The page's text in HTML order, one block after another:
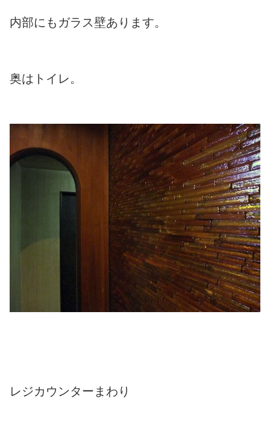
内部にもガラス壁あります。
奥はトイレ。
レジカウンターまわり